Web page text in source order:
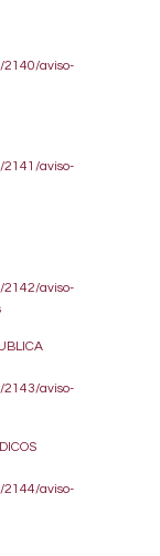
aviso-
aviso-
aviso-
aviso-
aviso-